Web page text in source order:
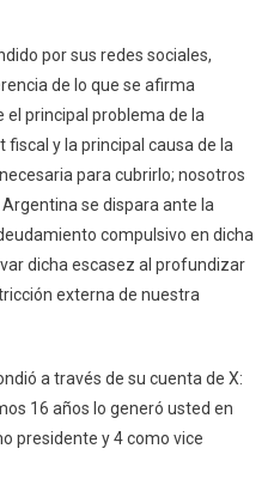
por sus redes sociales,
de lo que se afirma
principal problema de la
y la principal causa de la
para cubrirlo; nosotros
se dispara ante la
compulsivo en dicha
dicha escasez al profundizar
externa de nuestra
a través de su cuenta de X:
16 años lo generó usted en
presidente y 4 como vice